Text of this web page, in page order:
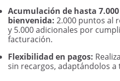
Acumulación de hasta
bienvenida: 2.000 puntos al
y 5.000 adicionales por
facturación.
Flexibilidad en pagos:
sin recargos, adaptándolos a